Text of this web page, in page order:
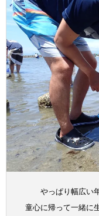
やっぱり幅広い
童心に帰って一緒に